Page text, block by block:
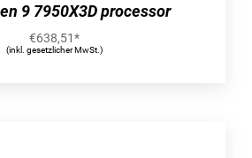
9 7950X3D processor
€638,51*
(inkl. gesetzlicher MwSt.)